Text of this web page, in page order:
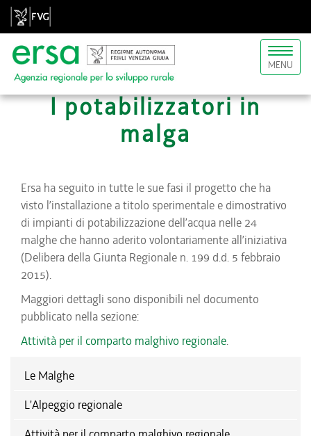
Toggle
MENU
I potabilizzatori in
malga
Ersa ha seguito in tutte le sue fasi il progetto che ha
visto l’installazione a titolo sperimentale e dimostrativo
di impianti di potabilizzazione dell’acqua nelle 24
malghe che hanno aderito volontariamente all’iniziativa
(Delibera della Giunta Regionale n. 199 d.d. 5 febbraio
2015).
Maggiori dettagli sono disponibili nel documento
pubblicato nella sezione:
Attività per il comparto malghivo regionale.
Le Malghe
L'Alpeggio regionale